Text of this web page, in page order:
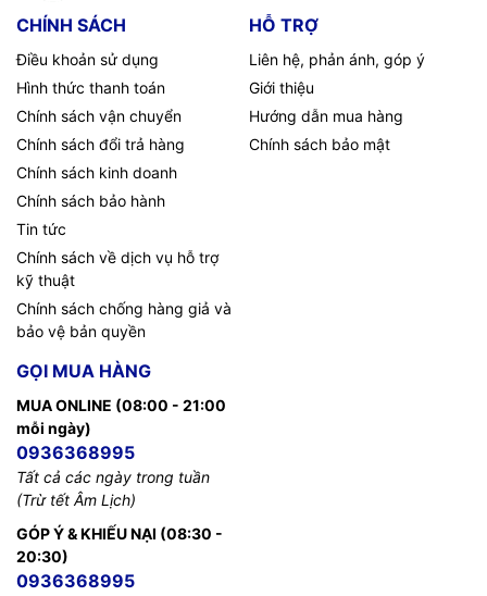
CHÍNH SÁCH
Điều khoản sử dụng
Hình thức thanh toán
Chính sách vận chuyển
Chính sách đổi trả hàng
Chính sách kinh doanh
Chính sách bảo hành
Tin tức
Chính sách về dịch vụ hỗ trợ
kỹ thuật
Chính sách chống hàng giả và
bảo vệ bản quyền
HỖ TRỢ
Liên hệ, phản ánh, góp ý
Giới thiệu
Hướng dẫn mua hàng
Chính sách bảo mật
GỌI MUA HÀNG
MUA ONLINE (08:00 - 21:00
mỗi ngày)
0936368995
Tất cả các ngày trong tuần
(Trừ tết Âm Lịch)
GÓP Ý & KHIẾU NẠI (08:30 -
20:30)
0936368995